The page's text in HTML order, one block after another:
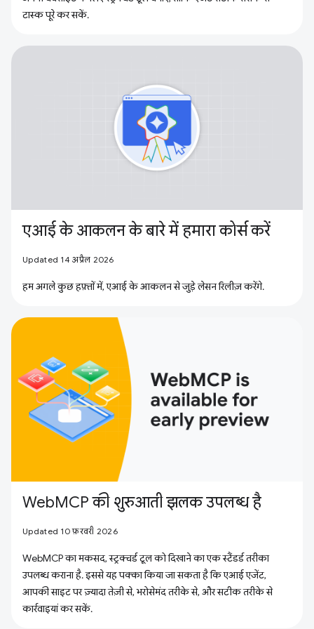
टास्क पूरे कर सकें.
एआई के आकलन के बारे में हमारा कोर्स करें
Updated 14 अप्रैल 2026
हम अगले कुछ हफ़्तों में, एआई के आकलन से जुड़े लेसन रिलीज़ करेंगे.
WebMCP की शुरुआती झलक उपलब्ध है
Updated 10 फ़रवरी 2026
WebMCP का मकसद, स्ट्रक्चर्ड टूल को दिखाने का एक स्टैंडर्ड तरीका
उपलब्ध कराना है. इससे यह पक्का किया जा सकता है कि एआई एजेंट,
आपकी साइट पर ज़्यादा तेज़ी से, भरोसेमंद तरीके से, और सटीक तरीके से
कार्रवाइयां कर सकें.